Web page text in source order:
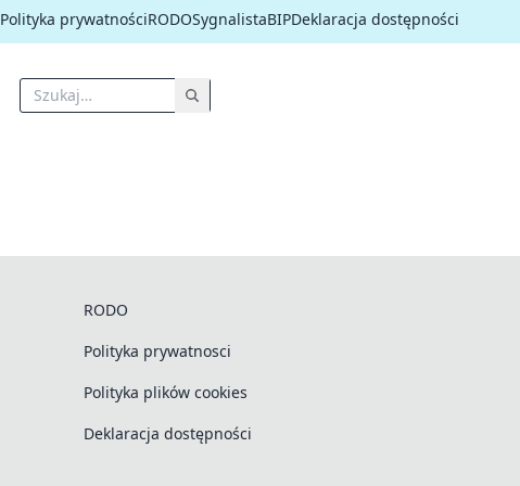
Polityka prywatnościRODOSygnalistaBIPDeklaracja dostępności
RODO
Polityka prywatnosci
Polityka plików cookies
Deklaracja dostępności